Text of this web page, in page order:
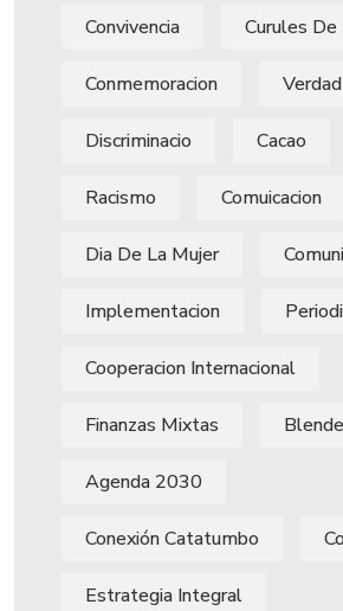
Convivencia Curules De
Conmemoracion Verdad
Discriminacio Cacao
Racismo Comuicacion
Dia De La Mujer
Implementacion
Cooperacion Internacional
Finanzas Mixtas
Agenda 2030
Conexión Catatumbo
Estrategia Integral